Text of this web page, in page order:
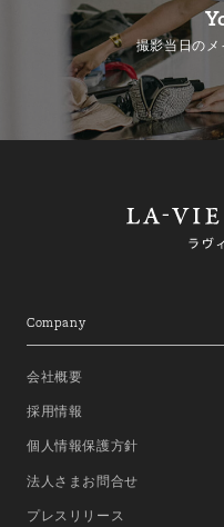
撮影当日の
Company
会社概要
採用情報
個人情報保護方針
法人さまお問合せ
プレスリリース